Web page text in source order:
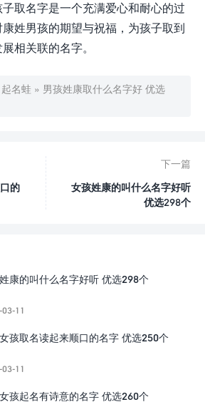
取名字是一个充满爱心和耐心的过
姓男孩的期望与祝福，为孩子取到
相关联的名字。
起名蛙 » 男孩姓康取什么名字好 优选
的
下一篇
女孩姓康的叫什么名字好听
优选298个
康的叫什么名字好听 优选298个
11
孩取名读起来顺口的名字 优选250个
11
孩起名有诗意的名字 优选260个